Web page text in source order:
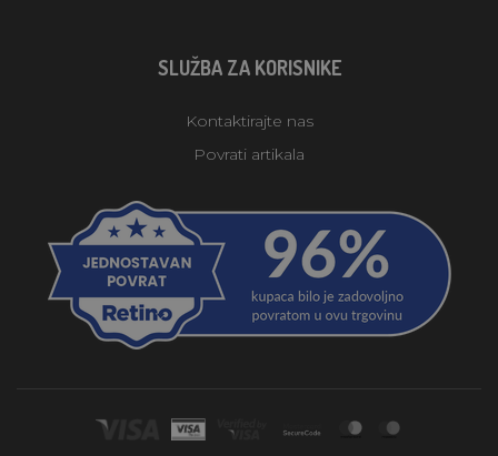
SLUŽBA ZA KORISNIKE
Kontaktirajte nas
Povrati artikala